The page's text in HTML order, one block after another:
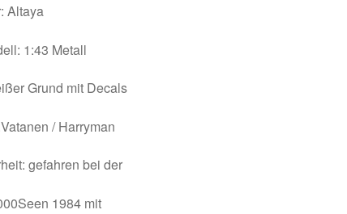
Altaya
1:43 Metall
Grund mit Decals
/ Harryman
gefahren bei der
1984 mit